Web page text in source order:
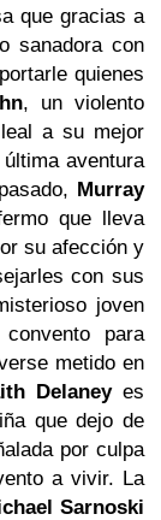
que gracias a
sanadora con
quienes
, un violento
a su mejor
aventura
Murray
que lleva
su afección y
con sus
joven
para
metido en
Delaneyes
que dejo de
por culpa
a vivir. La
Sarnoski